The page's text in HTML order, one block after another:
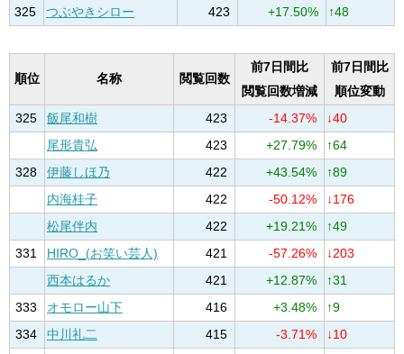
325 つぶやきシロー 423 +17.50% ↑48
順位 名称 閲覧回数
前7日間比
閲覧回数増減
前7日間比
順位変動
325
飯尾和樹 423 -14.37%
↓40
尾形貴弘
423 +27.79%
↑64
328
伊藤しほ乃 422 +43.54%
↑89
内海桂子
422 -50.12%
↓176
松尾伴内
422 +19.21%
↑49
331
HIRO_(お笑い芸人) 421 -57.26%
↓203
西本はるか
421 +12.87%
↑31
333
オモロー山下 416 +3.48%
↑9
334
中川礼二 415 -3.71%
↓10